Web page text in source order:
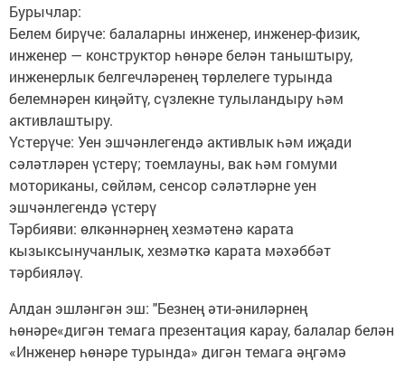
Бурычлар:
Белем бирүче: балаларны инженер, инженер-физик,
инженер — конструктор һөнәре белән таныштыру,
инженерлык белгечләренең төрлелеге турында
белемнәрен киңәйтү, сүзлекне тулыландыру һәм
активлаштыру.
Үстерүче: Уен эшчәнлегендә активлык һәм иҗади
сәләтләрен үстерү; тоемлауны, вак һәм гомуми
моториканы, сөйләм, сенсор сәләтләрне уен
эшчәнлегендә үстерү
Тәрбияви: өлкәннәрнең хезмәтенә карата
кызыксынучанлык, хезмәткә карата мәхәббәт
тәрбияләү.
Алдан эшләнгән эш: "Безнең әти-әниләрнең
һөнәре«дигән темага презентация карау, балалар белән
«Инженер һөнәре турында» дигән темага әңгәмә